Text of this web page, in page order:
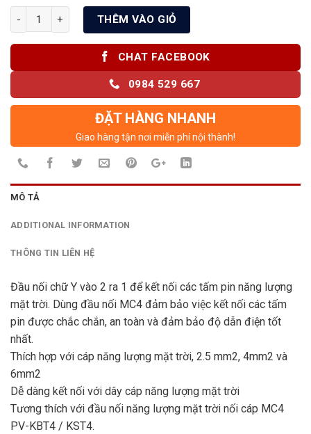
THÊM VÀO GIỎ
CHAT FACEBOOK
0984 529 667
ĐẶT HÀNG NHANH
Giao hàng tận nơi miễn phí nội thành!
MÔ TẢ
ADDITIONAL INFORMATION
THÔNG TIN LIÊN HỆ
Đầu nối chữ Y vào 2 ra 1 để kết nối các tấm pin năng lượng
mặt trời. Dùng đầu nối MC4 đảm bảo việc kết nối các tấm
pin được chắc chắn, an toàn và đảm bảo độ dẫn điện tốt
nhất.
Thích hợp với cáp năng lượng mặt trời, 2.5 mm2, 4mm2 và
6mm2
Dễ dàng kết nối với dây cáp năng lượng mặt trời
Tương thích với đầu nối năng lượng mặt trời nối cáp MC4
PV-KBT4 / KST4.